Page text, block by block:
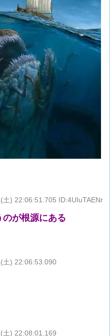
土) 22:06:51.705 ID:4UIuTAENr
が根源にある
土) 22:06:53.090
土) 22:08:01.169